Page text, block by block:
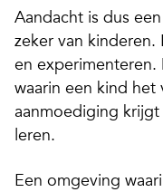
Aandacht is dus
zeker van
en
waarin een kind
aanmoediging
leren.
Een omgeving